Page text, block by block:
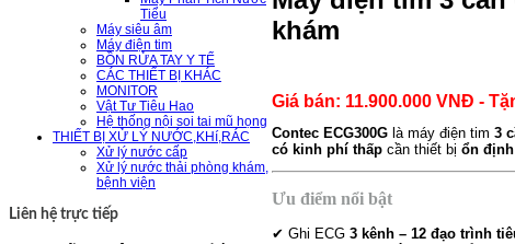
Tiểu
Máy siêu âm
Máy điện tim
BỒN RỬA TAY Y TẾ
CÁC THIẾT BỊ KHÁC
MONITOR
Vật Tư Tiêu Hao
Hệ thống nội soi tai mũ họng
THIẾT BỊ XỬ LÝ NƯỚC,KHí,RÁC
Xử lý nước cấp
Xử lý nước thải phòng khám,
bệnh viện
Liên hệ trực tiếp
khám
Giá bán: 11.900.000 VNĐ -
Contec ECG300G là máy điện tim 3
có kinh phí thấp cần thiết bị ổn
Ưu điểm nổi bật
✔ Ghi ECG 3 kênh – 12 đạo trình